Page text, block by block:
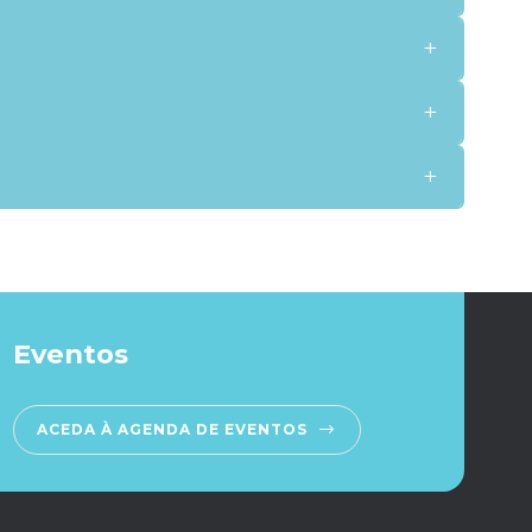
+
+
+
Eventos
ACEDA À AGENDA DE EVENTOS